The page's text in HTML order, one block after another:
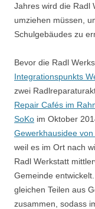
Jahres wird die Radl
umziehen müssen,
Schulgebäudes zu
Bevor die Radl
Integrationspunkts
zwei
Repair Cafés im
SoKo im Oktober
Gewerkhausidee von
weil es im Ort nach
Radl Werkstatt
Gemeinde
gleichen Teilen aus
zusammen, sodass